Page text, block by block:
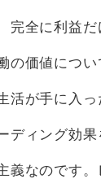
完全に利益
の価値につ
活が手に入
ディング効
義なのです